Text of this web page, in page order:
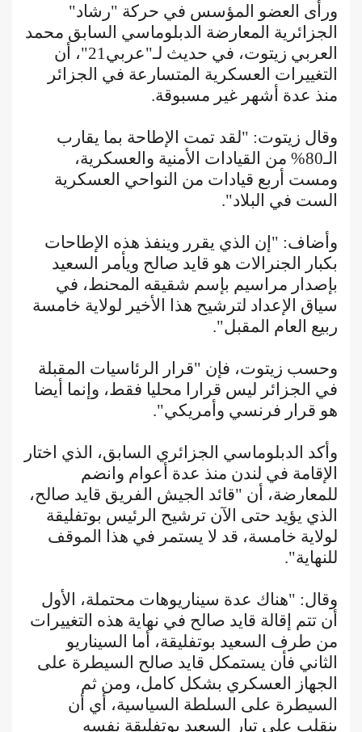
ورأى العضو المؤسس في حركة "رشاد"
الجزائرية المعارضة الدبلوماسي السابق محمد
العربي زيتوت، في حديث لـ"عربي21"، أن
التغييرات العسكرية المتسارعة في الجزائر
منذ عدة أشهر غير مسبوقة.
وقال زيتوت: "لقد تمت الإطاحة بما يقارب
الـ80% من القيادات الأمنية والعسكرية،
ومست أربع قيادات من النواحي العسكرية
الست في البلاد".
وأضاف: "إن الذي يقرر وينفذ هذه الإطاحات
بكبار الجنرالات هو قايد صالح ويأمر السعيد
بإصدار مراسيم بإسم شقيقه المحنط، في
سياق الإعداد لترشيح هذا الأخير لولاية خامسة
ربيع العام المقبل".
وحسب زيتوت، فإن "قرار الرئاسيات المقبلة
في الجزائر ليس قرارا محليا فقط، وإنما أيضا
هو قرار فرنسي وأمريكي".
وأكد الدبلوماسي الجزائري السابق، الذي اختار
الإقامة في لندن منذ عدة أعوام وانضم
للمعارضة، أن "قائد الجيش الفريق قايد صالح،
الذي يؤيد حتى الآن ترشيح الرئيس بوتفليقة
لولاية خامسة، قد لا يستمر في هذا الموقف
للنهاية".
وقال: "هناك عدة سيناريوهات محتملة، الأول
أن تتم إقالة قايد صالح في نهاية هذه التغييرات
من طرف السعيد بوتفليقة، أما السيناريو
الثاني فأن يستمكل قايد صالح السيطرة على
الجهاز العسكري بشكل كامل، ومن ثم
السيطرة على السلطة السياسية، أي أن
ينقلب على تيار السعيد بوتفليقة نفسه